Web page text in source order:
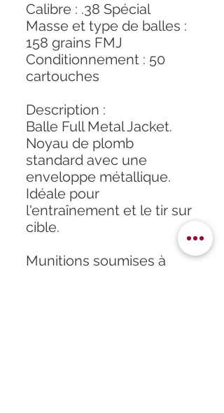
Calibre : .38 Spécial
Masse et type de balles :
158 grains FMJ
Conditionnement : 50
cartouches
Description :
Balle Full Metal Jacket.
Noyau de plomb
standard avec une
enveloppe métallique.
Idéale pour
l'entraînement et le tir sur
cible.
Munitions soumises à